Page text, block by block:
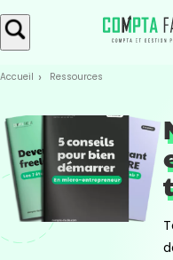
Skip
to
Aller au
contenu
Accueil Ressources